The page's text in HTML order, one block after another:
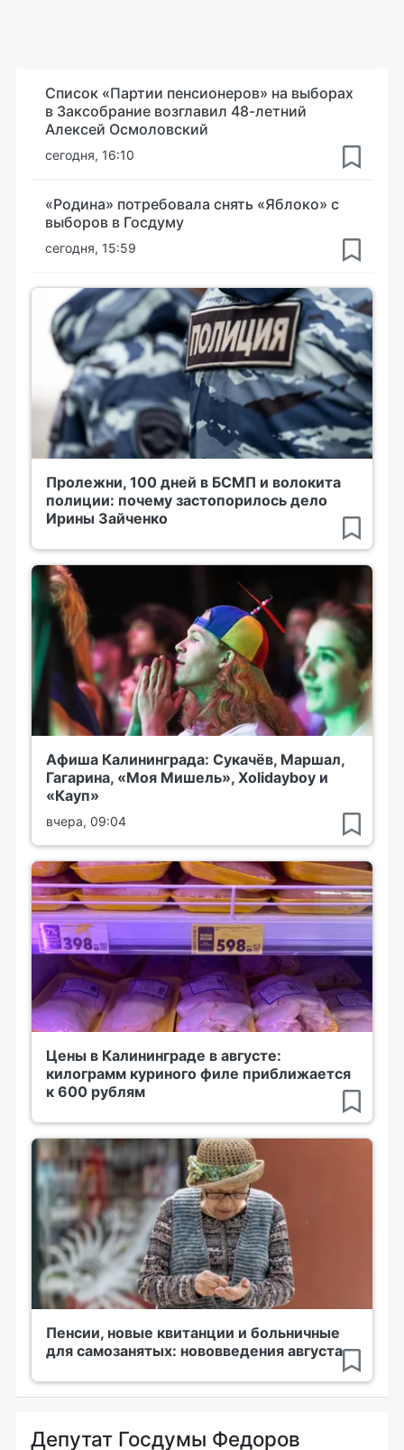
Список «Партии пенсионеров» на выборах
в Заксобрание возглавил 48-летний
Алексей Осмоловский
сегодня, 16:10
«Родина» потребовала снять «Яблоко» с
выборов в Госдуму
сегодня, 15:59
Пролежни, 100 дней в БСМП и волокита
полиции: почему застопорилось дело
Ирины Зайченко
Афиша Калининграда: Сукачёв, Маршал,
Гагарина, «Моя Мишель», Xolidayboy и
«Кауп»
вчера, 09:04
Цены в Калининграде в августе:
килограмм куриного филе приближается
к 600 рублям
Пенсии, новые квитанции и больничные
для самозанятых: нововведения августа
Депутат Госдумы Федоров